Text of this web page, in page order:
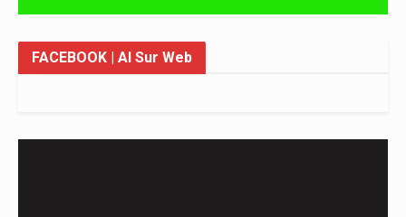
FACEBOOK | Al Sur Web